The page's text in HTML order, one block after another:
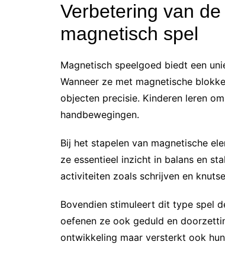
Verbetering van
magnetisch spel
Magnetisch speelgoed biedt een
Wanneer ze met magnetische
objecten precisie. Kinderen leren
handbewegingen.
Bij het stapelen van magnetische
ze essentieel inzicht in balans en
activiteiten zoals schrijven en
Bovendien stimuleert dit type spel
oefenen ze ook geduld en
ontwikkeling maar versterkt ook